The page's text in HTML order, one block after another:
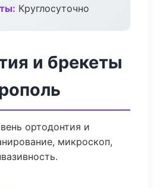
Круглосуточно
и брекеты
ортодонтия и
микроскоп,